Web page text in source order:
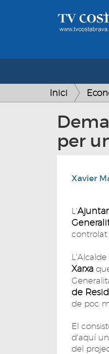
Inici
per
Xavier
L'
controlat
Xarxa
de
de poc
El
d'aquí
del